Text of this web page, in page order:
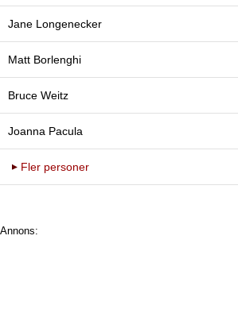
Jane Longenecker
Matt Borlenghi
Bruce Weitz
Joanna Pacula
Fler personer
Annons: